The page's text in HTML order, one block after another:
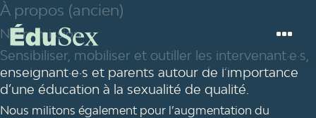
À propos (ancien)
Notre mission
Sensibiliser, mobiliser et outiller les intervenant·e·s,
enseignant·e·s et parents autour de l’importance
d’une éducation à la sexualité de qualité.
Nous militons également pour l’augmentation du